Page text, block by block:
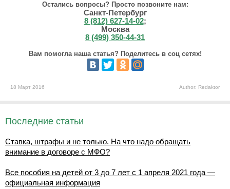
Остались вопросы? Просто позвоните нам:
Санкт-Петербург
8 (812) 627-14-02;
Москва
8 (499) 350-44-31
Вам помогла наша статья? Поделитесь в соц сетях!
18 Март 2016 Author: Redaktor
Последние статьи
Ставка, штрафы и не только. На что надо обращать
внимание в договоре с МФО?
Все пособия на детей от 3 до 7 лет с 1 апреля 2021 года —
официальная информация